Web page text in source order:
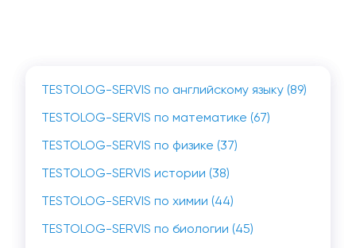
TESTOLOG-SERVIS по английскому языку (89)
TESTOLOG-SERVIS по математике (67)
TESTOLOG-SERVIS по физике (37)
TESTOLOG-SERVIS истории (38)
TESTOLOG-SERVIS по химии (44)
TESTOLOG-SERVIS по биологии (45)